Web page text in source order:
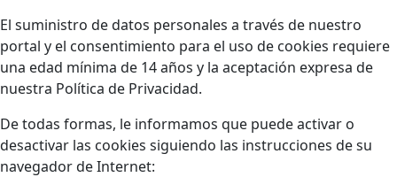
El suministro de datos personales a través de nuestro
portal y el consentimiento para el uso de cookies requiere
una edad mínima de 14 años y la aceptación expresa de
nuestra Política de Privacidad.
De todas formas, le informamos que puede activar o
desactivar las cookies siguiendo las instrucciones de su
navegador de Internet: